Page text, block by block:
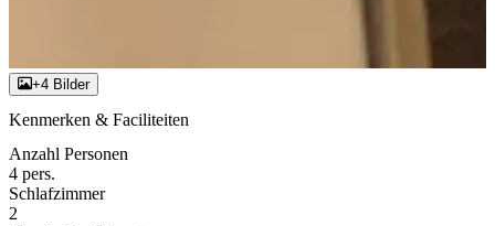
+4 Bilder
Kenmerken & Faciliteiten
Anzahl Personen
4 pers.
Schlafzimmer
2